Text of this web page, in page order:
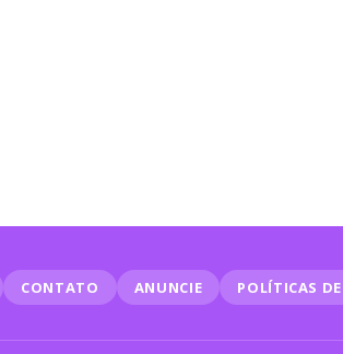
CONTATO ANUNCIE POLÍTICAS